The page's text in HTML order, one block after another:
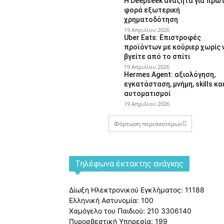
φορά εξωτερική
χρηματοδότηση
19 Απριλίου 2026
Uber Eats: Επιστροφές
προϊόντων με κούριερ χωρίς
βγείτε από το σπίτι
19 Απριλίου 2026
Hermes Agent: αξιολόγηση,
εγκατάσταση, μνήμη, skills και
αυτοματισμοί
19 Απριλίου 2026
Φόρτωση περισσοτέρων
Tηλέφωνα έκτακτης ανάγκης
Δίωξη Ηλεκτρονικού Εγκλήματος: 11188
Ελληνική Αστυνομία: 100
Χαμόγελο του Παιδιού: 210 3306140
Πυροσβεστική Υπηρεσία: 199